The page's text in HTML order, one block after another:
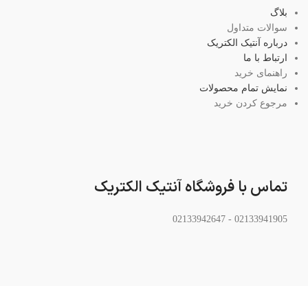
بلاگ
سوالات متداول
درباره آنتیک الکتریک
ارتباط با ما
راهنمای خرید
نمایش تمام محصولات
مرجوع کردن خرید
تماس با فروشگاه آنتیک الکتریک
02133941905 - 02133942647